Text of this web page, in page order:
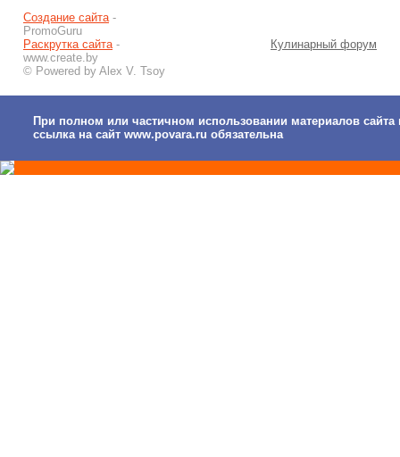
Создание сайта-
PromoGuru
Раскрутка сайта-
www.create.by
© Powered by Alex V. Tsoy
Кулинарный форум
При полном или частичном использовании материалов сайта
ссылка на сайт www.povara.ru обязательна